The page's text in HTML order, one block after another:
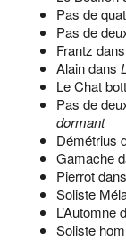
Pas de
Pas de
Frantz dans
Alain dans
Le Chat
Pas de
dormant
Démétrius
Gamache
Pierrot dans
Soliste
L’Automne
Soliste